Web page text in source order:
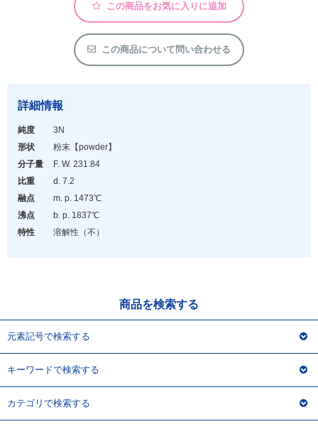
この商品をお気に入りに追加
この商品について問い合わせる
詳細情報
純度
3N
形状
粉末 【powder】
分子量
F. W. 231.84
比重
d. 7.2
融点
m. p. 1473℃
沸点
b. p. 1837℃
特性
溶解性（不）
商品を検索する
元素記号で検索する
キーワードで検索する
カテゴリで検索する